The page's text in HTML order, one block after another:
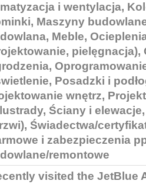
i wentylacja,
Maszyny
Meble,
pielęgnacja),
Posadzki i
wnętrz,
Ściany i
Świadectwa/
i zabezpieczenia
remontowe
visited the JetBlue